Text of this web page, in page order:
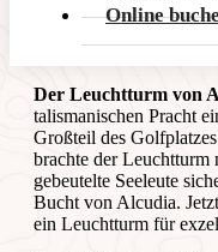
Online
Platz
Der Leuchtturm von
talismanischen Pracht
Großteil des
brachte der Leuchtturm
gebeutelte Seeleute
Bucht von Alcudia.
ein Leuchtturm für